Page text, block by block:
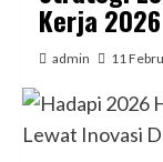
Kerja 2026
admin 11